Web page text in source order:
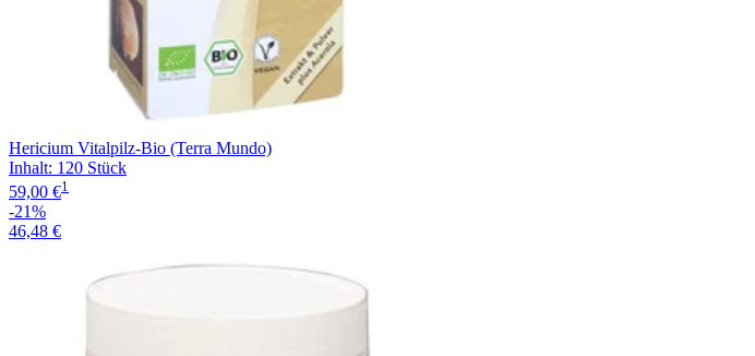
Hericium Vitalpilz-Bio (Terra Mundo)
Inhalt: 120 Stück
59,00 €1
-21%
46,48 €